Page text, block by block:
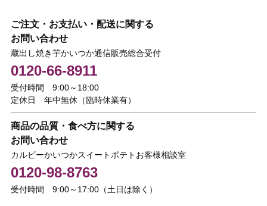
ご注文・お支払い・配送に関する
お問い合わせ
蔵出し焼き芋かいつか通信販売総合受付
0120-66-8911
受付時間 9:00～18:00
定休日 年中無休（臨時休業有）
商品の品質・食べ方に関する
お問い合わせ
カルビーかいつかスイートポテトお客様相談室
0120-98-8763
受付時間 9:00～17:00（土日は除く）